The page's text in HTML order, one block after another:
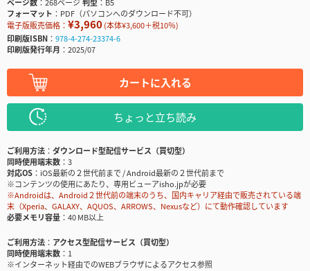
フォーマット
PDF（パソコンへのダウンロード不可）
電子版販売価格： ¥3,960(本体¥3,600＋税10％)
印刷版ISBN
978-4-274-23374-6
印刷版発行年月
2025/07
カートに入れる
ちょっと立ち読み
ご利用方法
ダウンロード型配信サービス（買切型）
同時使用端末数
3
対応OS
iOS最新の２世代前まで / Android最新の２世代前まで
※コンテンツの使用にあたり、専用ビューアisho.jpが必要
※Androidは、Android２世代前の端末のうち、国内キャリア経由で販売されている端
末（Xperia、GALAXY、AQUOS、ARROWS、Nexusなど）にて動作確認しています
必要メモリ容量
40 MB以上
ご利用方法
アクセス型配信サービス（買切型）
同時使用端末数
1
※インターネット経由でのWEBブラウザによるアクセス参照